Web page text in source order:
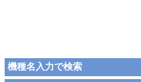
機種名入力で検索